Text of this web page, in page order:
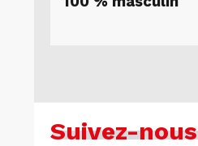
Suivez-nous